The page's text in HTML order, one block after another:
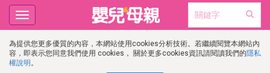
為提供您更多優質的內容，本網站使用cookies分析技術。若繼續閱覽本網站內
容，即表示您同意我們使用 cookies， 關於更多cookies資訊請閱讀我們的隱私
權說明 。
Toggle
navigation